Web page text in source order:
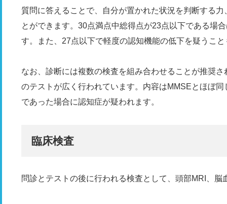
質問に答えることで、自分が置かれた状況を判断する
とができます。30点満点中総得点が23点以下である場
す。また、27点以下で軽度の認知機能の低下を疑うこ
なお、診断には複数の検査を組み合わせることが推奨
のテストが広く行われています。内容はMMSEとほぼ
であった場合に認知症が疑われます。
臨床検査
問診とテストの後に行われる検査として、頭部MRI、